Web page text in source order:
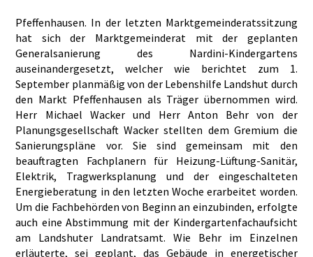
Pfeffenhausen. In der letzten Marktgemeinderatssitzung
hat sich der Marktgemeinderat mit der geplanten
Generalsanierung des Nardini-Kindergartens
auseinandergesetzt, welcher wie berichtet zum 1.
September planmäßig von der Lebenshilfe Landshut durch
den Markt Pfeffenhausen als Träger übernommen wird.
Herr Michael Wacker und Herr Anton Behr von der
Planungsgesellschaft Wacker stellten dem Gremium die
Sanierungspläne vor. Sie sind gemeinsam mit den
beauftragten Fachplanern für Heizung-Lüftung-Sanitär,
Elektrik, Tragwerksplanung und der eingeschalteten
Energieberatung in den letzten Woche erarbeitet worden.
Um die Fachbehörden von Beginn an einzubinden, erfolgte
auch eine Abstimmung mit der Kindergartenfachaufsicht
am Landshuter Landratsamt. Wie Behr im Einzelnen
erläuterte, sei geplant, das Gebäude in energetischer